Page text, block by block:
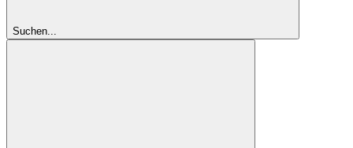
Suchen...